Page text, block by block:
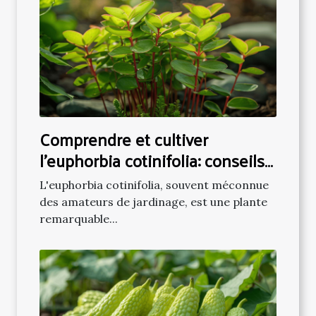
Comprendre et cultiver
l'euphorbia cotinifolia: conseils
pratiques
L'euphorbia cotinifolia, souvent méconnue
des amateurs de jardinage, est une plante
remarquable...